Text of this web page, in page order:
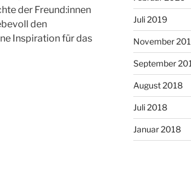
der Freund:innen
den
Inspiration für das
Juli 2019
November
September
August 2018
Juli 2018
Januar 2018